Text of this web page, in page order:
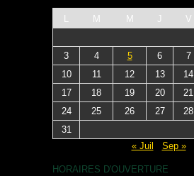
M M J V
3
4 5 6 7
10
11 12 13 14
17
18 19 20 21
24
25 26 27 28
31
« Juil
Sep »
HORAIRES D'OUVERTURE